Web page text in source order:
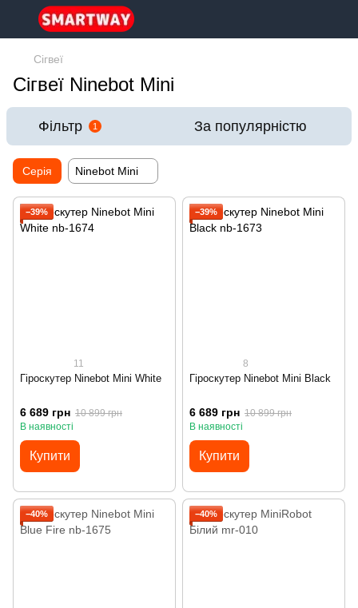
Сігвеї
Сігвеї Ninebot Mini
Фільтр 1 За популярністю
Серія Ninebot Mini
−39%
11
Гіроскутер Ninebot Mini White
6 689 грн 10 899 грн
В наявності
Купити
−39%
8
Гіроскутер Ninebot Mini Black
6 689 грн 10 899 грн
В наявності
Купити
−40% −40%